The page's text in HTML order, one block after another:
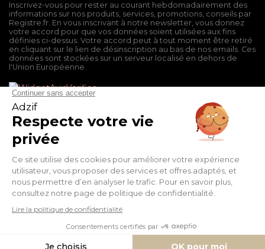
Inscrivez-vous pour rester au courant hebdomadairement des
informations sur nos produits, services, promotions, conseils par
Registre.fr. En vous inscrivant à notre newsletter, vous donnez
votre accord pour que vos données soient utilisées aux fins
définies ci-dessus. Votre accord peut à tout moment être retiré
en cliquant sur le lien de désinscription au bas de nos emails. Ces
données sont stockées sur un serveur localisé en dehors de
l'Union Européenne.
Conditions générales de vente
Politique de confidentialité
FacebookTwitter